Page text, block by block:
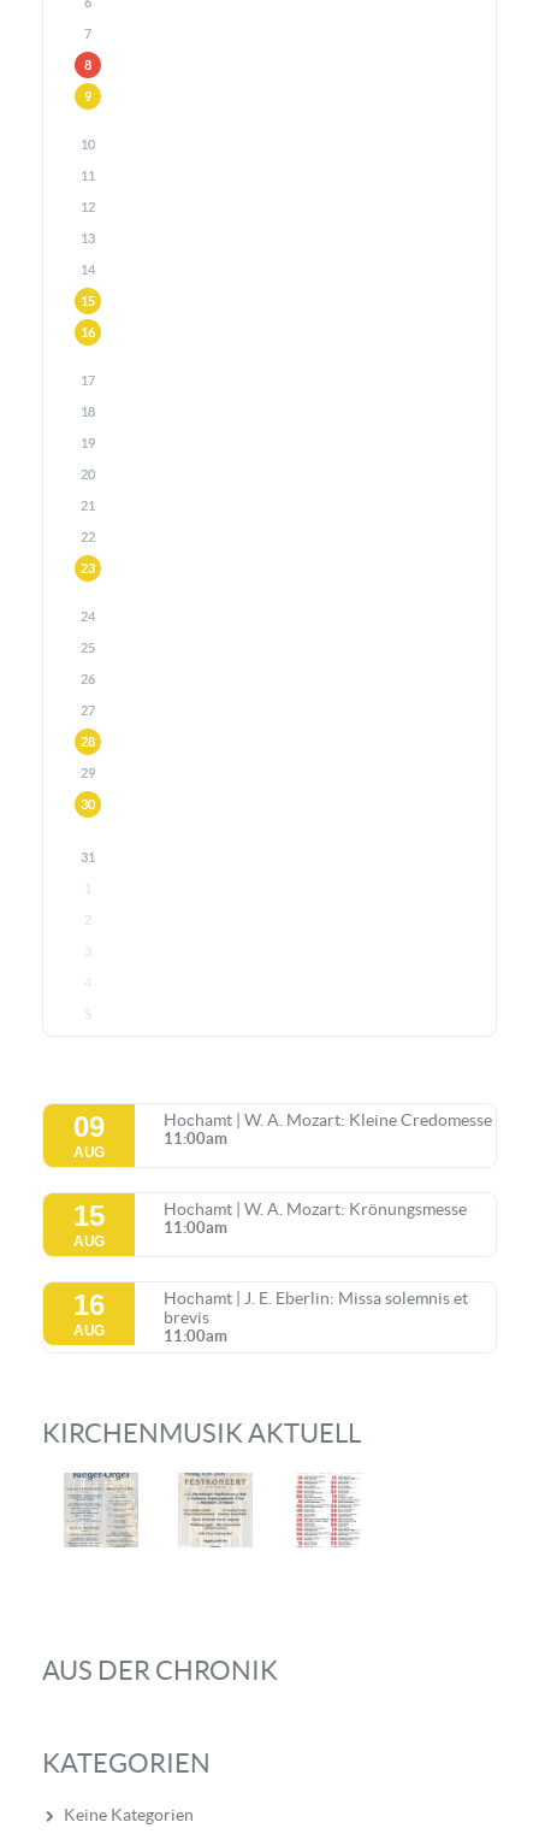
7
8
9
10
11
12
13
14
15
16
17
18
19
20
21
22
23
24
25
26
27
28
29
30
31
1
2
3
4
5
09
AUG
Hochamt | W. A. Mozart: Kleine Credomesse
11:00am
15
AUG
Hochamt | W. A. Mozart: Krönungsmesse
11:00am
16
AUG
Hochamt | J. E. Eberlin: Missa solemnis et
brevis
11:00am
KIRCHENMUSIK AKTUELL
AUS DER CHRONIK
KATEGORIEN
Keine Kategorien